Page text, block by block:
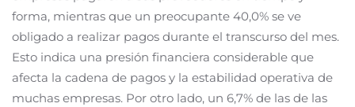
forma, mientras que un preocupante 40,0% se ve
obligado a realizar pagos durante el transcurso del mes.
Esto indica una presión financiera considerable que
afecta la cadena de pagos y la estabilidad operativa de
muchas empresas. Por otro lado, un 6,7% de las de las